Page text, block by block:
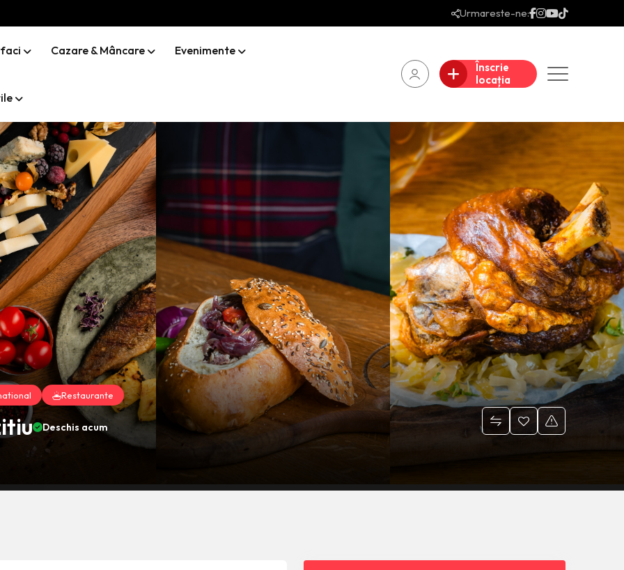
Urmareste-ne:
faci Cazare & Mâncare Evenimente
Înscrie
locația
Restaurante
Deschis acum